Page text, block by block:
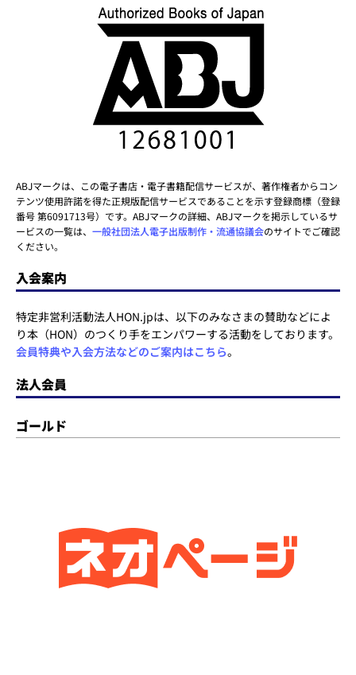
ABJマークは、この電子書店・電子書籍配信サービスが、著作権者からコン
テンツ使用許諾を得た正規版配信サービスであることを示す登録商標（登録
番号 第6091713号）です。ABJマークの詳細、ABJマークを掲示しているサ
ービスの一覧は、 一般社団法人電子出版制作・流通協議会のサイトでご確認
ください。
入会案内
特定非営利活動法人HON.jpは、以下のみなさまの賛助などによ
り本（HON）のつくり手をエンパワーする活動をしております。
会員特典や入会方法などのご案内はこちら。
法人会員
ゴールド